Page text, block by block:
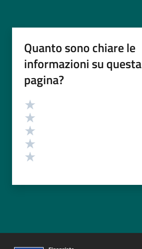
Quanto sono chiare le
informazioni su questa
pagina?
Valutazione